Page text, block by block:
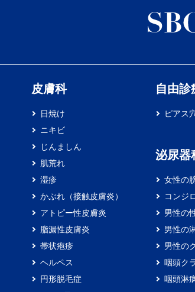
皮膚科
日焼け
ニキビ
じんましん
肌荒れ
湿疹
かぶれ（接触皮膚炎）
アトピー性皮膚炎
脂漏性皮膚炎
帯状疱疹
ヘルペス
円形脱毛症
自由診
ピアス
泌尿器
女性の
コンジ
男性の
男性の
男性の
咽頭ク
咽頭淋